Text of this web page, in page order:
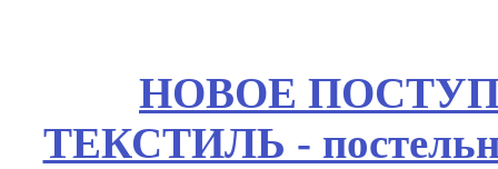
НОВОЕ
ТЕКСТИЛЬ -